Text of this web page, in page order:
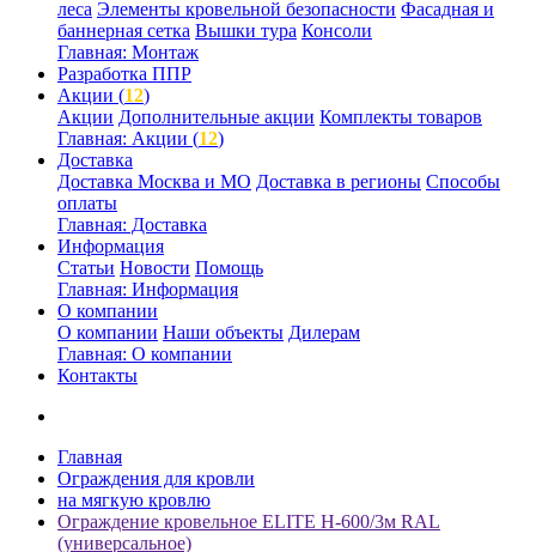
леса Элементы кровельной безопасности Фасадная и
баннерная сетка Вышки тура Консоли
Главная: Монтаж
Разработка ППР
Акции (12)
Акции Дополнительные акции Комплекты товаров
Главная: Акции (12)
Доставка
Доставка Москва и МО Доставка в регионы Способы
оплаты
Главная: Доставка
Информация
Статьи Новости Помощь
Главная: Информация
О компании
О компании Наши объекты Дилерам
Главная: О компании
Контакты
Главная
Ограждения для кровли
на мягкую кровлю
Ограждение кровельное ELITE H-600/3м RAL
(универсальное)